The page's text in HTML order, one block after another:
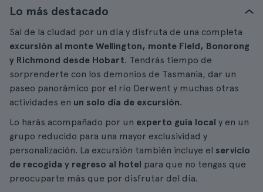
Lo más destacado
Sal de la ciudad por un día y disfruta de una completa
excursión al monte Wellington, monte Field, Bonorong
y Richmond desde Hobart. Tendrás tiempo de
sorprenderte con los demonios de Tasmania, dar un
paseo panorámico por el río Derwent y muchas otras
actividades en un solo día de excursión.
Lo harás acompañado por un experto guía local y en un
grupo reducido para una mayor exclusividad y
personalización. La excursión también incluye el servicio
de recogida y regreso al hotel para que no tengas que
preocuparte más que por disfrutar del día.